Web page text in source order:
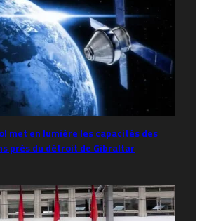
met en lumière les capacités des
près du détroit de Gibraltar